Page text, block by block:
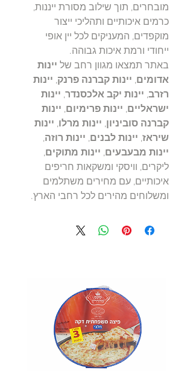
מובחרים, תוך שילוב מסורת ייננות,
כרמים איכותיים ותהליכי ייצור
מוקפדים, המעניקים לכל יין אופי
ייחודי ורמת איכות גבוהה.
באתר תמצאו מגוון רחב של יינות
אדומים, יינות קברנה פרנק, יינות
רזרב, יינות יקב אלכסנדר, יינות
ישראליים, יינות פרימיום, יינות
קברנה סוביניון, יינות מרלו, יינות
שיראז, יינות לבנים, יינות רוזה,
יינות מבעבעים, יינות מתוקים,
ליקרים, וויסקי ומשקאות חריפים
איכותיים, עם מחירים משתלמים
ומשלוחים מהירים לכל רחבי הארץ.